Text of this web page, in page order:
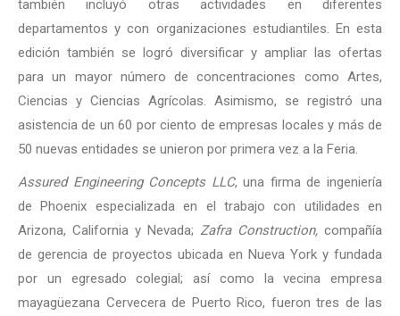
también incluyó otras actividades en diferentes
departamentos y con organizaciones estudiantiles. En esta
edición también se logró diversificar y ampliar las ofertas
para un mayor número de concentraciones como Artes,
Ciencias y Ciencias Agrícolas. Asimismo, se registró una
asistencia de un 60 por ciento de empresas locales y más de
50 nuevas entidades se unieron por primera vez a la Feria.
Assured Engineering Concepts LLC, una firma de ingeniería
de Phoenix especializada en el trabajo con utilidades en
Arizona, California y Nevada; Zafra Construction, compañía
de gerencia de proyectos ubicada en Nueva York y fundada
por un egresado colegial; así como la vecina empresa
mayagüezana Cervecera de Puerto Rico, fueron tres de las